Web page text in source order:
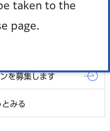
taken to the
page.
ロジェクト 暑さ対
を募集します
とみる